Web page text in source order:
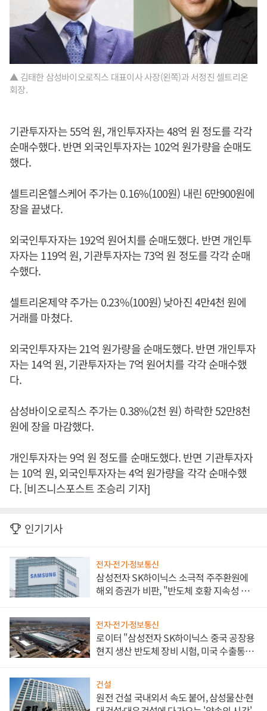
▲ 김태한 삼성바이오로직스 대표이사 사장(왼쪽)과 서정진 셀트리온
회장.
기관투자자는 55억 원, 개인투자자는 48억 원 정도를 각각
순매수했다. 반면 외국인투자자는 102억 원가량을 순매도
했다.
셀트리온헬스케어 주가는 0.16%(100원) 내린 6만900원에
장을 끝냈다.
외국인투자자는 192억 원어치를 순매도했다. 반면 개인투
자자는 119억 원, 기관투자자는 73억 원 정도를 각각 순매
수했다.
셀트리온제약 주가는 0.23%(100원) 낮아진 4만4천 원에
거래를 마쳤다.
외국인투자자는 21억 원가량을 순매도했다. 반면 개인투자
자는 14억 원, 기관투자자는 7억 원어치를 각각 순매수했
다.
삼성바이오로직스 주가는 0.38%(2천 원) 하락한 52만8천
원에 장을 마감했다.
개인투자자는 9억 원 정도를 순매도했다. 반면 기관투자자
는 10억 원, 외국인투자자는 4억 원가량을 각각 순매수했
다. [비즈니스포스트 조승리 기자]
인기기사
전자·전기·정보통신
삼성전자 SK하이닉스 소극적 주주환원에
해외 증권가 비판, "반도체 호황 지속성 의
전자·전기·정보통신
로이터 "삼성전자 SK하이닉스 중국 공장용
현지 생산 반도체 장비 시험, 미국 수출통제
건설
원전 건설 국내외서 속도 붙어, 삼성물산·현